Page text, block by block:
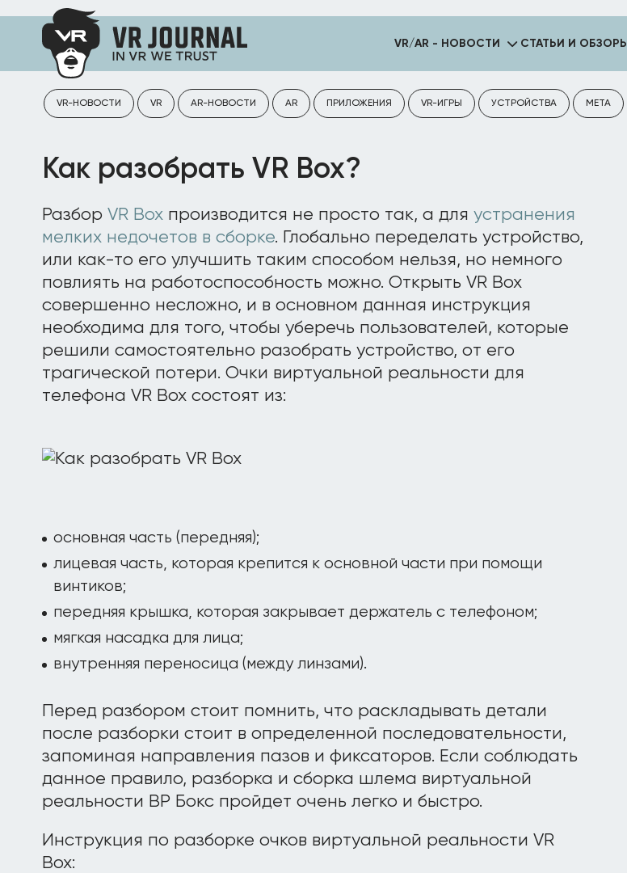
VR/AR - НОВОСТИ СТАТЬИ И ОБЗОРЫ
VR-НОВОСТИ VR AR-НОВОСТИ AR ПРИЛОЖЕНИЯ VR-ИГРЫ УСТРОЙСТВА META
Как разобрать VR Box?
Разбор VR Box производится не просто так, а для устранения
мелких недочетов в сборке. Глобально переделать устройство,
или как-то его улучшить таким способом нельзя, но немного
повлиять на работоспособность можно. Открыть VR Box
совершенно несложно, и в основном данная инструкция
необходима для того, чтобы уберечь пользователей, которые
решили самостоятельно разобрать устройство, от его
трагической потери. Очки виртуальной реальности для
телефона VR Box состоят из:
основная часть (передняя);
лицевая часть, которая крепится к основной части при помощи
винтиков;
передняя крышка, которая закрывает держатель с телефоном;
мягкая насадка для лица;
внутренняя переносица (между линзами).
Перед разбором стоит помнить, что раскладывать детали
после разборки стоит в определенной последовательности,
запоминая направления пазов и фиксаторов. Если соблюдать
данное правило, разборка и сборка шлема виртуальной
реальности ВР Бокс пройдет очень легко и быстро.
Инструкция по разборке очков виртуальной реальности VR
Box: